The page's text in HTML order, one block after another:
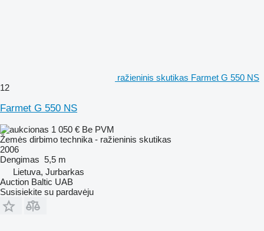
ražieninis skutikas Farmet G 550 NS
12
Farmet G 550 NS
1 050 € Be PVM
Žemės dirbimo technika - ražieninis skutikas
2006
Dengimas 5,5 m
Lietuva, Jurbarkas
Auction Baltic UAB
Susisiekite su pardavėju